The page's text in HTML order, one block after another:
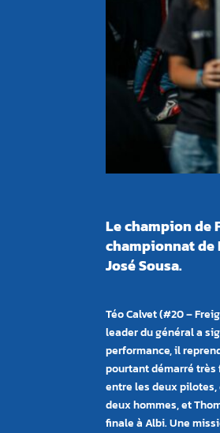
Le champion de
championnat de
JoséSousa.
Téo Calvet (#20 –
leader du général a
performance, il
pourtant démarré très
entre les deux
deux hommes, et
finale à Albi. Une